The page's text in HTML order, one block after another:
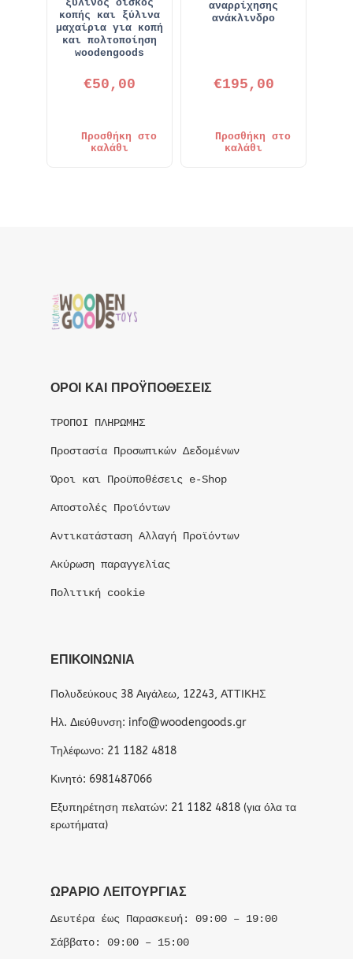
ξύλινος δίσκος
κοπής και ξύλινα
μαχαίρια για κοπή
και πολτοποίηση
woodengoods
€50,00
Προσθήκη στο
καλάθι
αναρρίχησης
ανάκλινδρο
€195,00
Προσθήκη στο
καλάθι
ΟΡΟΙ ΚΑΙ ΠΡΟΫΠΟΘΕΣΕΙΣ
ΤΡΟΠΟΙ ΠΛΗΡΩΜΗΣ
Προστασία Προσωπικών Δεδομένων
Όροι και Προϋποθέσεις e-Shop
Αποστολές Προϊόντων
Αντικατάσταση Αλλαγή Προϊόντων
Ακύρωση παραγγελίας
Πολιτική cookie
ΕΠΙΚΟΙΝΩΝΙΑ
Πολυδεύκους 38 Αιγάλεω, 12243, ΑΤΤΙΚΗΣ
Hλ. Διεύθυνση: info@woodengoods.gr
Τηλέφωνο: 21 1182 4818
Κινητό: 6981487066
Εξυπηρέτηση πελατών: 21 1182 4818 (για όλα τα
ερωτήματα)
ΩΡΆΡΙΟ ΛΕΙΤΟΥΡΓΊΑΣ
Δευτέρα έως Παρασκευή: 09:00 – 19:00
Σάββατο: 09:00 – 15:00